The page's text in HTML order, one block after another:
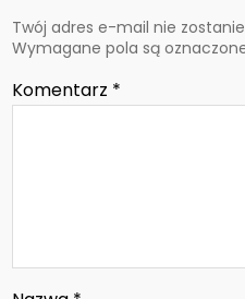
Twój adres e-mail nie
Wymagane pola są
Komentarz *